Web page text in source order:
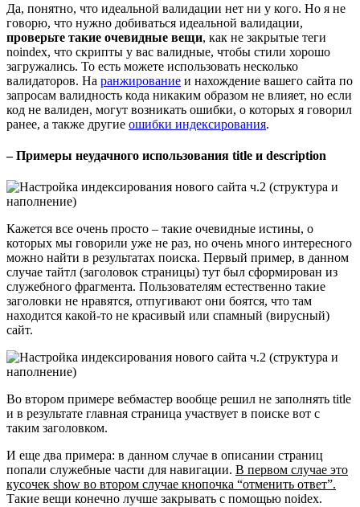
Да, понятно, что идеальной валидации нет ни у кого. Но я не
говорю, что нужно добиваться идеальной валидации,
проверьте такие очевидные вещи, как не закрытые теги
noindex, что скрипты у вас валидные, чтобы стили хорошо
загружались. То есть можете использовать несколько
валидаторов. На ранжирование и нахождение вашего сайта по
запросам валидность кода никаким образом не влияет, но если
код не валиден, могут возникать ошибки, о которых я говорил
ранее, а также другие ошибки индексирования.
– Примеры неудачного использования title и description
Кажется все очень просто – такие очевидные истины, о
которых мы говорили уже не раз, но очень много интересного
можно найти в результатах поиска. Первый пример, в данном
случае тайтл (заголовок страницы) тут был сформирован из
служебного фрагмента. Пользователям естественно такие
заголовки не нравятся, отпугивают они боятся, что там
находится какой-то не красивый или спамный (вирусный)
сайт.
Во втором примере вебмастер вообще решил не заполнять title
и в результате главная страница участвует в поиске вот с
таким заголовком.
И еще два примера: в данном случае в описании страниц
попали служебные части для навигации. В первом случае это
кусочек show во втором случае кнопочка “отменить ответ”.
Такие вещи конечно лучше закрывать с помощью noidex.